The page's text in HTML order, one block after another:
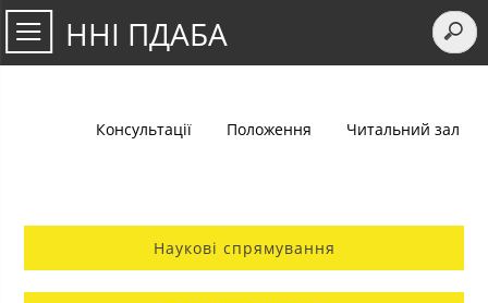
ННІ ПДАБА
Консультації Положення Читальний зал
Наукові спрямування